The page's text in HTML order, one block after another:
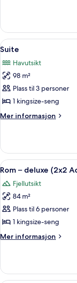
–
superior
Åpne
alle
bildene
av
Suite
3
Suite
Havutsikt
98 m²
Plass til 3 personer
1 kingsize-seng
Mer informasjon
Mer
Åpne
alle
bildene
av
Rom
–
deluxe
(2x2
Family)
3
Rom – deluxe (2x2
Fjellutsikt
84 m²
Plass til 6 personer
1 kingsize-seng
Mer informasjon
Mer
–
deluxe